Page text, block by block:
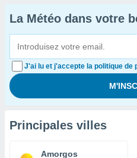
La Météo dans votre
J'ai lu et j'accepte la politique de
Principales villes
Amorgos